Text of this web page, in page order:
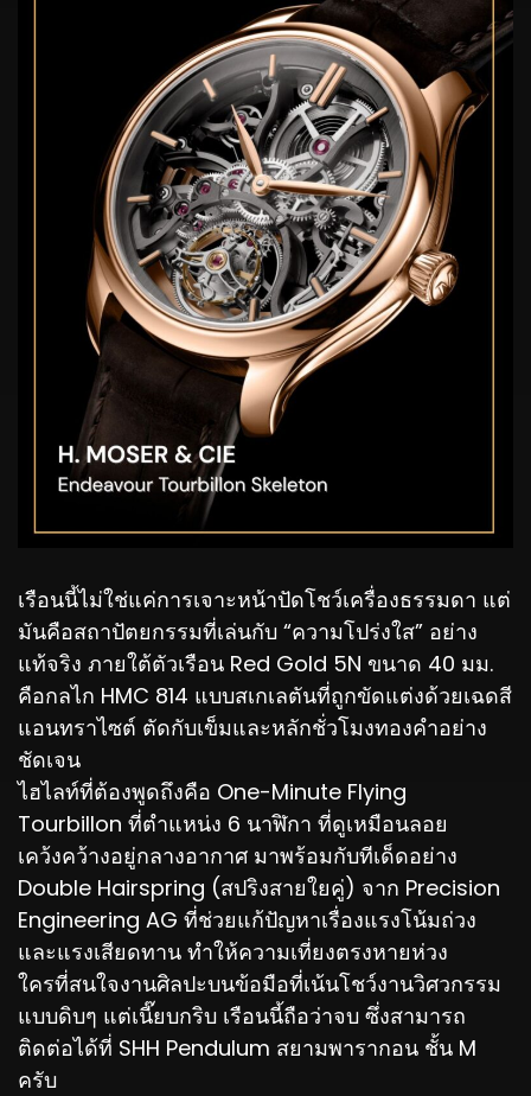
เรือนนี้ไม่ใช่แค่การเจาะหน้าปัดโชว์เครื่องธรรมดา แต่
มันคือสถาปัตยกรรมที่เล่นกับ “ความโปร่งใส” อย่าง
แท้จริง ภายใต้ตัวเรือน Red Gold 5N ขนาด 40 มม.
คือกลไก HMC 814 แบบสเกเลตันที่ถูกขัดแต่งด้วยเฉดสี
แอนทราไซต์ ตัดกับเข็มและหลักชั่วโมงทองคำอย่าง
ชัดเจน
ไฮไลท์ที่ต้องพูดถึงคือ One-Minute Flying
Tourbillon ที่ตำแหน่ง 6 นาฬิกา ที่ดูเหมือนลอย
เคว้งคว้างอยู่กลางอากาศ มาพร้อมกับทีเด็ดอย่าง
Double Hairspring (สปริงสายใยคู่) จาก Precision
Engineering AG ที่ช่วยแก้ปัญหาเรื่องแรงโน้มถ่วง
และแรงเสียดทาน ทำให้ความเที่ยงตรงหายห่วง
ใครที่สนใจงานศิลปะบนข้อมือที่เน้นโชว์งานวิศวกรรม
แบบดิบๆ แต่เนี๊ยบกริบ เรือนนี้ถือว่าจบ ซึ่งสามารถ
ติดต่อได้ที่ SHH Pendulum สยามพารากอน ชั้น M
ครับ